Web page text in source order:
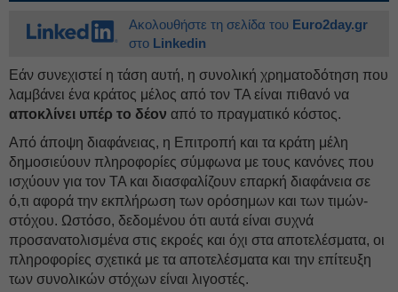
Ακολουθήστε τη σελίδα του Euro2day.gr
στο Linkedin
Εάν συνεχιστεί η τάση αυτή, η συνολική χρηματοδότηση που
λαμβάνει ένα κράτος μέλος από τον ΤΑ είναι πιθανό να
αποκλίνει υπέρ το δέον από το πραγματικό κόστος.
Από άποψη διαφάνειας, η Επιτροπή και τα κράτη μέλη
δημοσιεύουν πληροφορίες σύμφωνα με τους κανόνες που
ισχύουν για τον ΤΑ και διασφαλίζουν επαρκή διαφάνεια σε
ό,τι αφορά την εκπλήρωση των ορόσημων και των τιμών-
στόχου. Ωστόσο, δεδομένου ότι αυτά είναι συχνά
προσανατολισμένα στις εκροές και όχι στα αποτελέσματα, οι
πληροφορίες σχετικά με τα αποτελέσματα και την επίτευξη
των συνολικών στόχων είναι λιγοστές.